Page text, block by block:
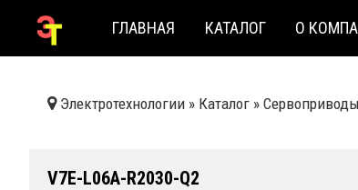
ГЛАВНАЯ КАТАЛОГ О
Электротехнологии » Каталог »
V7E-L06A-R2030-Q2